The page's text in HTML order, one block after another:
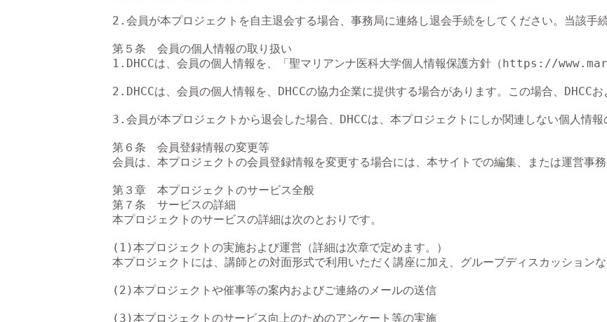
2.会員が本プロジェクトを自主退会する場合、事務局に連絡し退会手続をしてください。当該手
第５条　会員の個人情報の取り扱い
1.DHCCは、会員の個人情報を、「聖マリアンナ医科大学個人情報保護方針（https://
2.DHCCは、会員の個人情報を、DHCCの協力企業に提供する場合があります。この場合、
3.会員が本プロジェクトから退会した場合、DHCCは、本プロジェクトにしか関連しない個人情
第６条　会員登録情報の変更等
会員は、本プロジェクトの会員登録情報を変更する場合には、本サイトでの編集、または運営事務
第３章　本プロジェクトのサービス全般
第７条　サービスの詳細
本プロジェクトのサービスの詳細は次のとおりです。
(1)本プロジェクトの実施および運営（詳細は次章で定めます。）
本プロジェクトには、講師との対面形式で利用いただく講座に加え、グループディスカッションな
(2)本プロジェクトや催事等の案内およびご連絡のメールの送信
(3)本プロジェクトのサービス向上のためのアンケート等の実施